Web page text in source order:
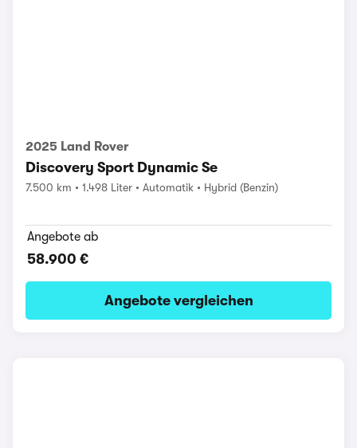
2025 Land Rover
Discovery Sport Dynamic Se
7.500 km 1.498 Liter Automatik Hybrid (Benzin)
Angebote ab
58.900 €
Angebote vergleichen